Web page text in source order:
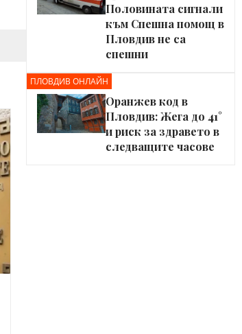
Половината сигнали
към Спешна помощ в
Пловдив не са
спешни
ПЛОВДИВ ОНЛАЙН
Оранжев код в
Пловдив: Жега до 41°
и риск за здравето в
следващите часове